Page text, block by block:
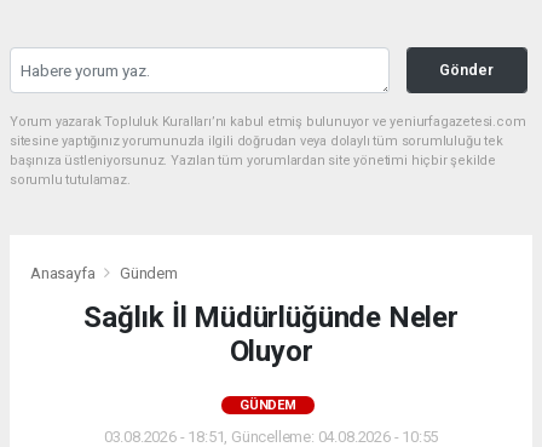
Gönder
Yorum yazarak Topluluk Kuralları’nı kabul etmiş bulunuyor ve yeniurfagazetesi.com
sitesine yaptığınız yorumunuzla ilgili doğrudan veya dolaylı tüm sorumluluğu tek
başınıza üstleniyorsunuz. Yazılan tüm yorumlardan site yönetimi hiçbir şekilde
sorumlu tutulamaz.
Anasayfa Gündem
Sağlık İl Müdürlüğünde Neler
Oluyor
GÜNDEM
03.08.2026 - 18:51, Güncelleme: 04.08.2026 - 10:55